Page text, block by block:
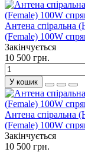
Антена спіральна
(Female) 100W
Закінчується
10 500 грн.
У кошик
Антена спіральна
(Female) 100W
Закінчується
10 500 грн.